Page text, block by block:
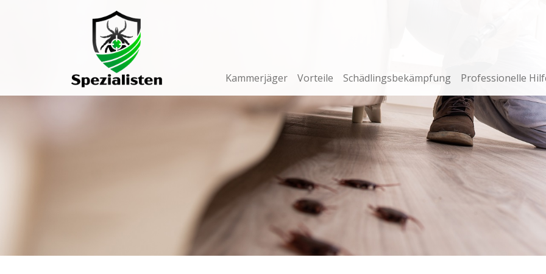
Navigation
Kammerjäger Vorteile Schädlingsbekämpfung Professionelle